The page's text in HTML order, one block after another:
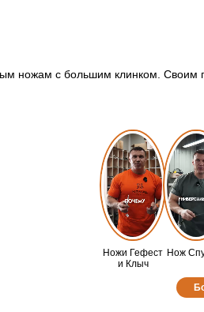
ножам с большим клинком.
Ножи Гефест
и Клыч
Нож